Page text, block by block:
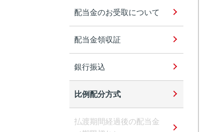
配当金のお受取について
配当金領収証
銀行振込
比例配分方式
払渡期間経過後の配当金